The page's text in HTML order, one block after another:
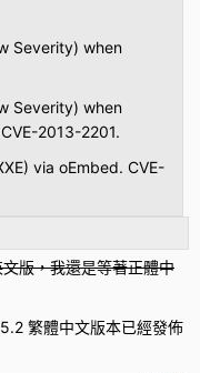
Severity) when
Severity) when
2013-2201.
via oEmbed. CVE-
版，我還是等著正體中
.2 繁體中文版本已經發佈